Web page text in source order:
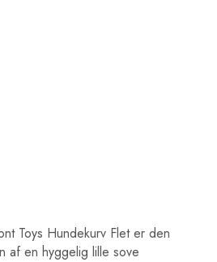
Toys Hundekurv Flet er den
af en hyggelig lille sove